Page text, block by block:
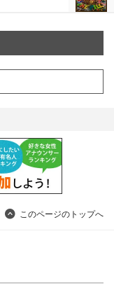
このページのトップへ